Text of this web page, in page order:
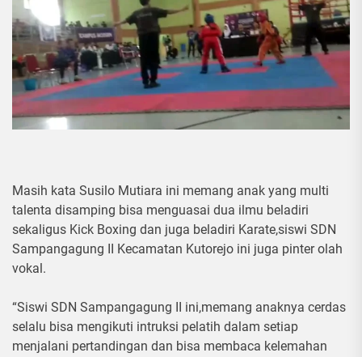
Masih kata Susilo Mutiara ini memang anak yang multi
talenta disamping bisa menguasai dua ilmu beladiri
sekaligus Kick Boxing dan juga beladiri Karate,siswi SDN
Sampangagung II Kecamatan Kutorejo ini juga pinter olah
vokal.
“Siswi SDN Sampangagung II ini,memang anaknya cerdas
selalu bisa mengikuti intruksi pelatih dalam setiap
menjalani pertandingan dan bisa membaca kelemahan